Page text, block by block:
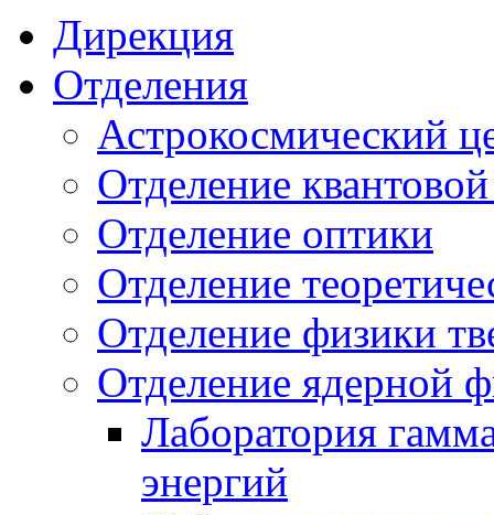
Дирекция
Отделения
Астрокосмический
Отделение
Отделение оптики
Отделение
Отделение физики
Отделение ядерной
Лаборатория
энергий